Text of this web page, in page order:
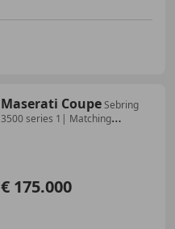
Maserati CoupeSebring
3500 series 1| Matching
€ 175.000